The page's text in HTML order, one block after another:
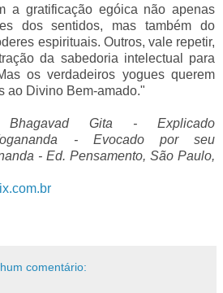
a gratificação egóica não apenas
dos sentidos, mas também do
espirituais. Outros, vale repetir,
da sabedoria intelectual para
os verdadeiros yogues querem
ao Divino Bem-amado."
Gita - Explicado
- Evocado por seu
- Ed. Pensamento, São Paulo,
comentário: